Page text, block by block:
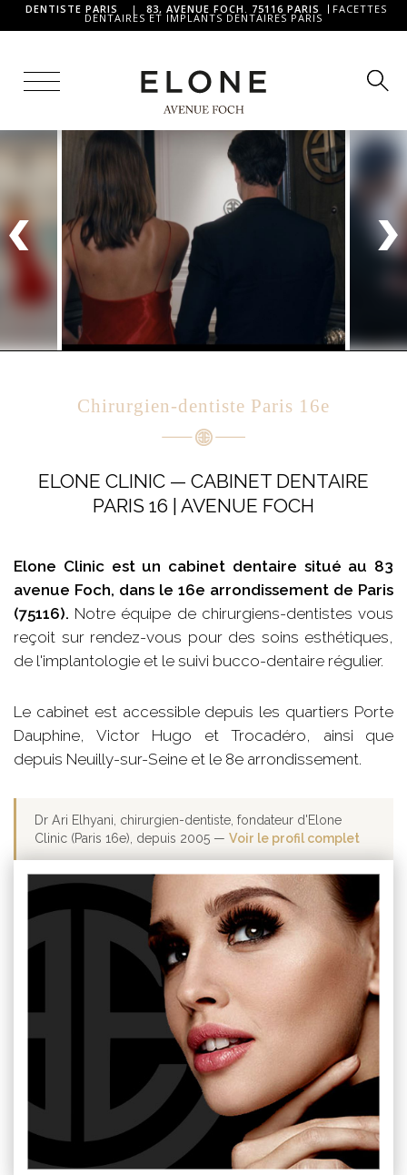
DENTISTE PARIS | 83, AVENUE FOCH. 75116 PARIS FACETTES
DENTAIRES ET IMPLANTS DENTAIRES PARIS
Chirurgien-dentiste Paris 16e
ELONE CLINIC — CABINET DENTAIRE
PARIS 16 | AVENUE FOCH
Elone Clinic est un cabinet dentaire situé au 83
avenue Foch, dans le 16e arrondissement de Paris
(75116). Notre équipe de chirurgiens-dentistes vous
reçoit sur rendez-vous pour des soins esthétiques,
de l'implantologie et le suivi bucco-dentaire régulier.
Le cabinet est accessible depuis les quartiers Porte
Dauphine, Victor Hugo et Trocadéro, ainsi que
depuis Neuilly-sur-Seine et le 8e arrondissement.
Dr Ari Elhyani, chirurgien-dentiste, fondateur d'Elone
Clinic (Paris 16e), depuis 2005 — Voir le profil complet